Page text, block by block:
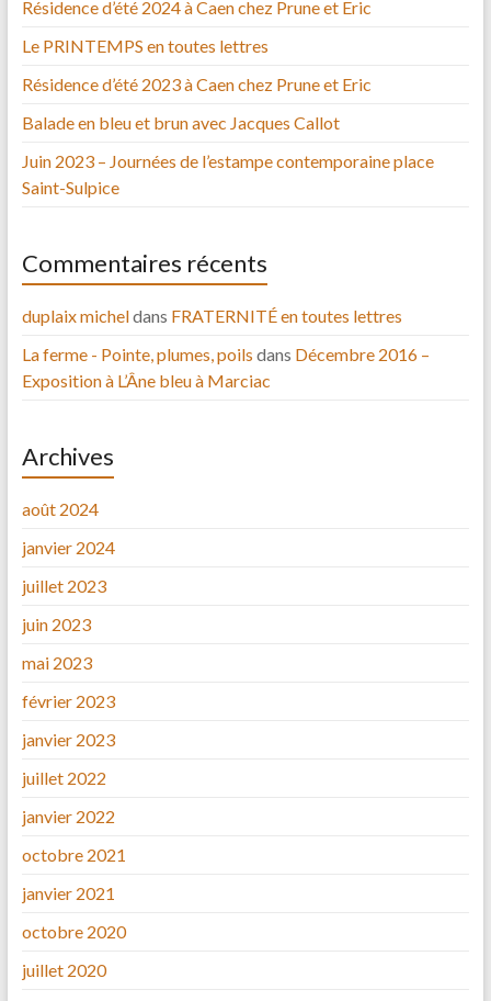
Résidence d’été 2024 à Caen chez Prune et Eric
Le PRINTEMPS en toutes lettres
Résidence d’été 2023 à Caen chez Prune et Eric
Balade en bleu et brun avec Jacques Callot
Juin 2023 – Journées de l’estampe contemporaine place
Saint-Sulpice
Commentaires récents
duplaix micheldans FRATERNITÉ en toutes lettres
La ferme - Pointe, plumes, poils dans Décembre 2016 –
Exposition à L’Âne bleu à Marciac
Archives
août 2024
janvier 2024
juillet 2023
juin 2023
mai 2023
février 2023
janvier 2023
juillet 2022
janvier 2022
octobre 2021
janvier 2021
octobre 2020
juillet 2020